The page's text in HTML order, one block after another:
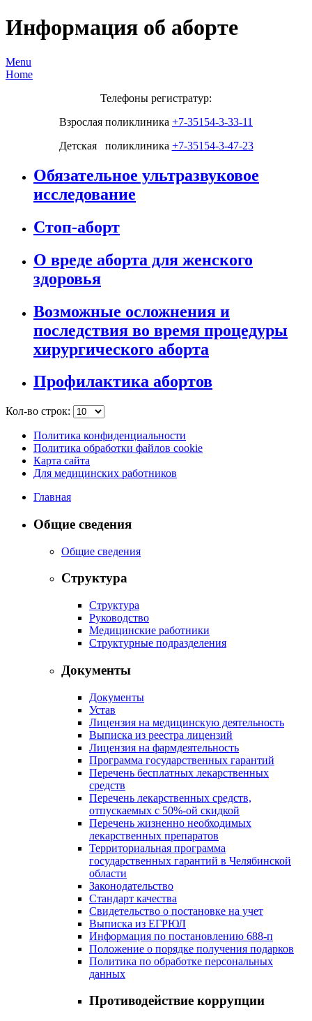
Информация об аборте
Menu
Home
Телефоны регистратур:
Взрослая поликлиника +7-35154-3-33-11
Детская поликлиника +7-35154-3-47-23
Обязательное ультразвуковое
исследование
Стоп-аборт
О вреде аборта для женского
здоровья
Возможные осложнения и
последствия во время процедуры
хирургического аборта
Профилактика абортов
Кол-во строк:
Политика конфиденциальности
Политика обработки файлов cookie
Карта сайта
Для медицинских работников
Главная
Общие сведения
Общие сведения
Структура
Структура
Руководство
Медицинские работники
Структурные подразделения
Документы
Документы
Устав
Лицензия на медицинскую деятельность
Выписка из реестра лицензий
Лицензия на фармдеятельность
Программа государственных гарантий
Перечень бесплатных лекарственных
средств
Перечень лекарственных средств,
отпускаемых с 50%-ой скидкой
Перечень жизненно необходимых
лекарственных препаратов
Территориальная программа
государственных гарантий в Челябинской
области
Законодательство
Стандарт качества
Свидетельство о постановке на учет
Выписка из ЕГРЮЛ
Информация по постановлению 688-п
Положение о порядке получения подарков
Политика по обработке персональных
данных
Противодействие коррупции